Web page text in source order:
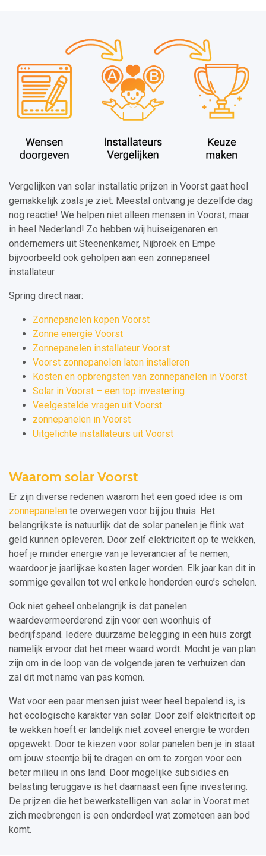
Vergelijken van solar installatie prijzen in Voorst gaat heel
gemakkelijk zoals je ziet. Meestal ontvang je dezelfde dag
nog reactie! We helpen niet alleen mensen in Voorst, maar
in heel Nederland! Zo hebben wij huiseigenaren en
ondernemers uit Steenenkamer, Nijbroek en Empe
bijvoorbeeld ook geholpen aan een zonnepaneel
installateur.
Spring direct naar:
Zonnepanelen kopen Voorst
Zonne energie Voorst
Zonnepanelen installateur Voorst
Voorst zonnepanelen laten installeren
Kosten en opbrengsten van zonnepanelen in Voorst
Solar in Voorst – een top investering
Veelgestelde vragen uit Voorst
zonnepanelen in Voorst
Uitgelichte installateurs uit Voorst
Waarom solar Voorst
Er zijn diverse redenen waarom het een goed idee is om
zonnepanelen te overwegen voor bij jou thuis. Het
belangrijkste is natuurlijk dat de solar panelen je flink wat
geld kunnen opleveren. Door zelf elektriciteit op te wekken,
hoef je minder energie van je leverancier af te nemen,
waardoor je jaarlijkse kosten lager worden. Elk jaar kan dit in
sommige gevallen tot wel enkele honderden euro’s schelen.
Ook niet geheel onbelangrijk is dat panelen
waardevermeerderend zijn voor een woonhuis of
bedrijfspand. Iedere duurzame belegging in een huis zorgt
namelijk ervoor dat het meer waard wordt. Mocht je van plan
zijn om in de loop van de volgende jaren te verhuizen dan
zal dit met name van pas komen.
Wat voor een paar mensen juist weer heel bepalend is, is
het ecologische karakter van solar. Door zelf elektriciteit op
te wekken hoeft er landelijk niet zoveel energie te worden
opgewekt. Door te kiezen voor solar panelen ben je in staat
om jouw steentje bij te dragen en om te zorgen voor een
beter milieu in ons land. Door mogelijke subsidies en
belasting teruggave is het daarnaast een fijne investering.
De prijzen die het bewerkstelligen van solar in Voorst met
zich meebrengen is een onderdeel wat zometeen aan bod
komt.